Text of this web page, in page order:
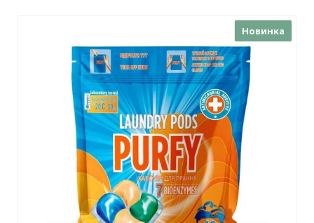
Новинка